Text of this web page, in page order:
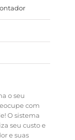
o seu
com
O sistema
seu custo e
e suas